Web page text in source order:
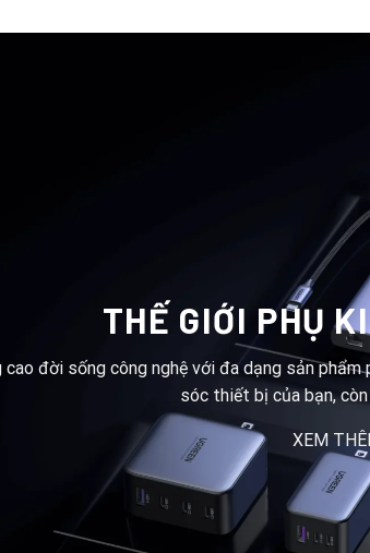
THẾ GIỚI PHỤ
cao đời sống công nghệ với đa dạng sản
sóc thiết bị của bạn,
XEM